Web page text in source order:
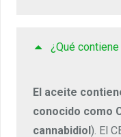
¿Qué
El aceite
conocido como
cannabidiol ). El